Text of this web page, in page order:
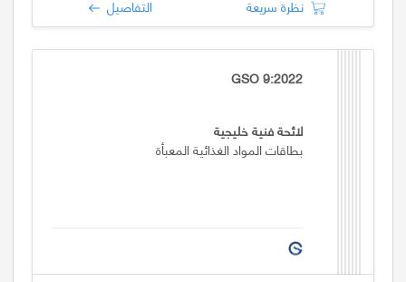
نظرة سريعة التفاصيل
GSO 9:2022
لائحة فنية خليجية
بطاقات المواد الغذائية المعبأة